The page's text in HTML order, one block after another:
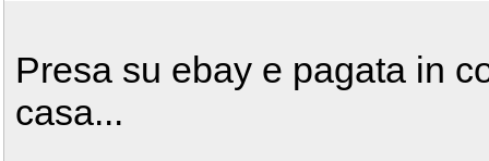
Presa su ebay e pagata in
casa...